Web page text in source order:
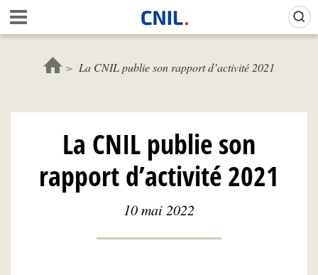
Aller
au
contenu
c
u
l
C
N
I
L
La CNIL publie son rapport d’activité 2021
La CNIL publie son
rapport d’activité 2021
10 mai 2022
Gestion de vos préférences sur les cookies (témoins de connexion)